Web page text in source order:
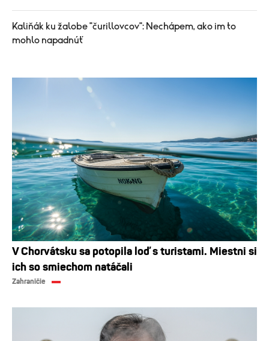
Kaliňák ku žalobe "čurillovcov": Nechápem, ako im to
mohlo napadnúť
V Chorvátsku sa potopila loď s turistami. Miestni si
ich so smiechom natáčali
Zahraničie